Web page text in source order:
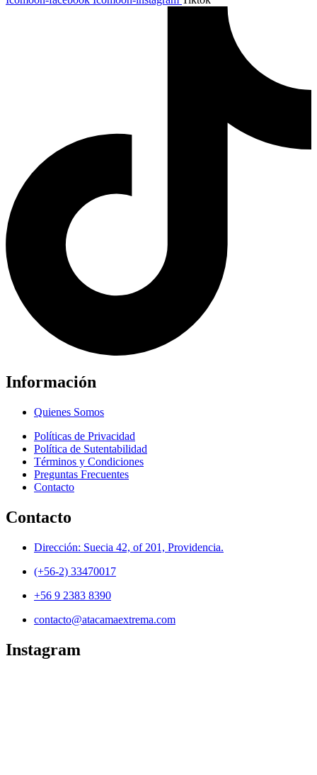
Información
Quienes Somos
Políticas de Privacidad
Política de Sutentabilidad
Términos y Condiciones
Preguntas Frecuentes
Contacto
Contacto
Dirección: Suecia 42, of 201, Providencia.
(+56-2) 33470017
+56 9 2383 8390
contacto@atacamaextrema.com
Instagram